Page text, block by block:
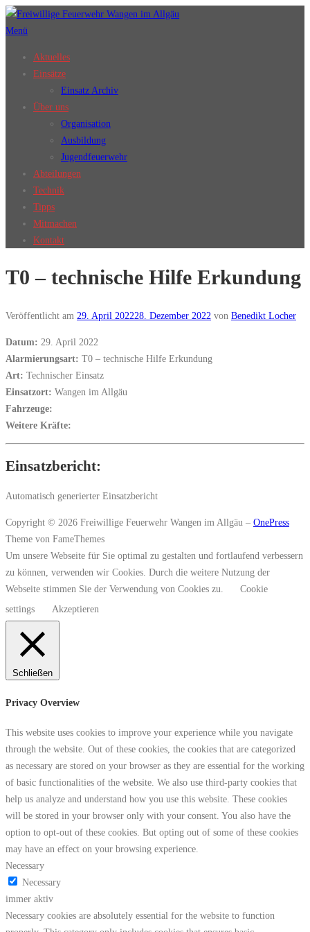
Zum
Inhalt
Menü
Aktuelles
Einsätze
Einsatz Archiv
Über uns
Organisation
Ausbildung
Jugendfeuerwehr
Abteilungen
Technik
Tipps
Mitmachen
Kontakt
T0 – technische Hilfe Erkundung
Veröffentlicht am 29. April 202228. Dezember 2022 von Benedikt Locher
Datum: 29. April 2022
Alarmierungsart: T0 – technische Hilfe Erkundung
Art: Technischer Einsatz
Einsatzort: Wangen im Allgäu
Fahrzeuge:
Weitere Kräfte:
Einsatzbericht:
Automatisch generierter Einsatzbericht
Copyright © 2026 Freiwillige Feuerwehr Wangen im Allgäu – OnePress
Theme von FameThemes
Um unsere Webseite für Sie optimal zu gestalten und fortlaufend verbessern
zu können, verwenden wir Cookies. Durch die weitere Nutzung der
Webseite stimmen Sie der Verwendung von Cookies zu.
Cookie
settings
Akzeptieren
Schließen
Privacy Overview
This website uses cookies to improve your experience while you navigate
through the website. Out of these cookies, the cookies that are categorized
as necessary are stored on your browser as they are essential for the working
of basic functionalities of the website. We also use third-party cookies that
help us analyze and understand how you use this website. These cookies
will be stored in your browser only with your consent. You also have the
option to opt-out of these cookies. But opting out of some of these cookies
may have an effect on your browsing experience.
Necessary
Necessary
immer aktiv
Necessary cookies are absolutely essential for the website to function